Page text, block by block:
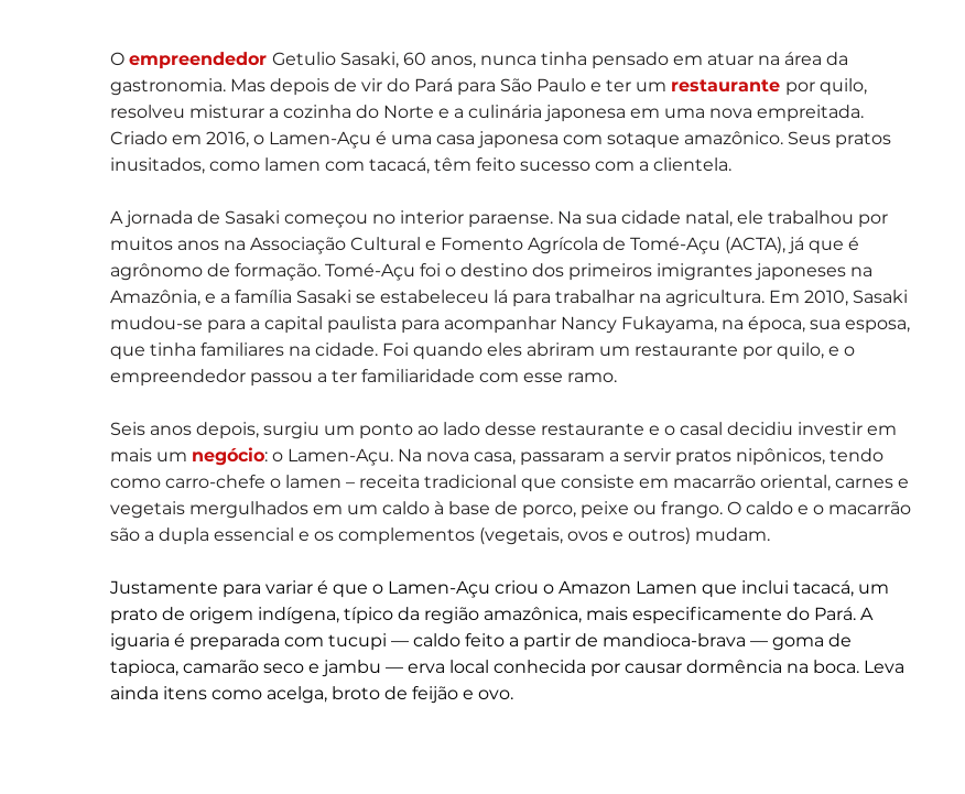
O empreendedor Getulio Sasaki, 60 anos, nunca tinha pensado em atuar na área da
gastronomia. Mas depois de vir do Pará para São Paulo e ter um restaurante por quilo,
resolveu misturar a cozinha do Norte e a culinária japonesa em uma nova empreitada.
Criado em 2016, o Lamen-Açu é uma casa japonesa com sotaque amazônico. Seus pratos
inusitados, como lamen com tacacá, têm feito sucesso com a clientela.
A jornada de Sasaki começou no interior paraense. Na sua cidade natal, ele trabalhou por
muitos anos na Associação Cultural e Fomento Agrícola de Tomé-Açu (ACTA), já que é
agrônomo de formação. Tomé-Açu foi o destino dos primeiros imigrantes japoneses na
Amazônia, e a família Sasaki se estabeleceu lá para trabalhar na agricultura. Em 2010, Sasaki
mudou-se para a capital paulista para acompanhar Nancy Fukayama, na época, sua esposa,
que tinha familiares na cidade. Foi quando eles abriram um restaurante por quilo, e o
empreendedor passou a ter familiaridade com esse ramo.
Seis anos depois, surgiu um ponto ao lado desse restaurante e o casal decidiu investir em
mais um negócio: o Lamen-Açu. Na nova casa, passaram a servir pratos nipônicos, tendo
como carro-chefe o lamen – receita tradicional que consiste em macarrão oriental, carnes e
vegetais mergulhados em um caldo à base de porco, peixe ou frango. O caldo e o macarrão
são a dupla essencial e os complementos (vegetais, ovos e outros) mudam.
Justamente para variar é que o Lamen-Açu criou o Amazon Lamen que inclui tacacá, um
prato de origem indígena, típico da região amazônica, mais especificamente do Pará. A
iguaria é preparada com tucupi — caldo feito a partir de mandioca-brava — goma de
tapioca, camarão seco e jambu — erva local conhecida por causar dormência na boca. Leva
ainda itens como acelga, broto de feijão e ovo.